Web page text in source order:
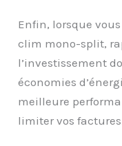
Enfin, lorsque
clim mono-split,
l’investissement
économies
meilleure
limiter vos